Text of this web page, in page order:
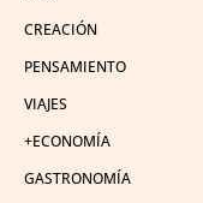
CREACIÓN
PENSAMIENTO
VIAJES
+ECONOMÍA
GASTRONOMÍA